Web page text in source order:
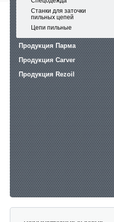
Станки для заточки
пильных цепей
Цепи пильные
Продукция Парма
Продукция Carver
Продукция Rezoil